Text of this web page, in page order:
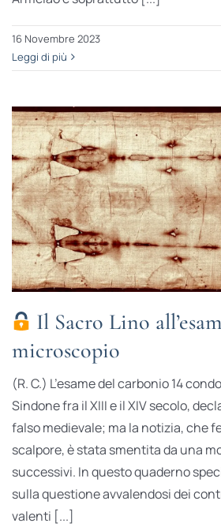
16 Novembre 2023
Leggi di più
Il Sacro Lino
microscopio
(R. C.) L’esame del carbonio 14
Sindone fra il XIII e il XIV secolo,
falso medievale; ma la notizia, che
scalpore, è stata smentita da una
successivi. In questo quaderno
sulla questione avvalendosi dei
valenti [...]